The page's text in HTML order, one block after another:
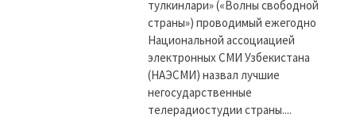
тулкинлари» («Волны свободной
страны») проводимый ежегодно
Национальной ассоциацией
электронных СМИ Узбекистана
(НАЭСМИ) назвал лучшие
негосударственные
телерадиостудии страны....